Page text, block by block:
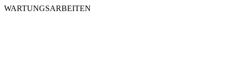
WARTUNGSARBEITEN